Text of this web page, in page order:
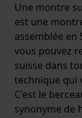
Une montre
est une
assemblée en
vous pouvez
suisse dans
technique qui
C'est le
synonyme de